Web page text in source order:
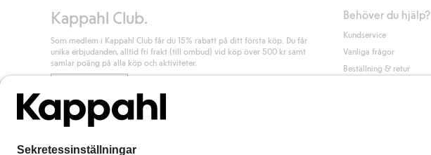
Kappahl Club.
Som medlem i Kappahl Club får du 15% rabatt på ditt första köp. Du får
unika erbjudanden, alltid fri frakt (till ombud) vid köp över 500 kr samt
samlar poäng på alla köp och aktiviteter.
Behöver du hjälp?
Kundservice
Vanliga frågor
Beställning & retur